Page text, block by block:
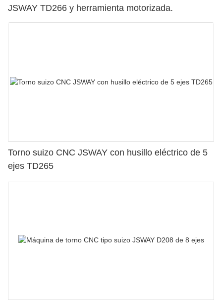
JSWAY TD266 y herramienta motorizada.
Torno suizo CNC JSWAY con husillo eléctrico de 5
ejes TD265